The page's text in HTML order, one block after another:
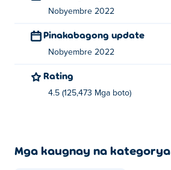
Nobyembre 2022
Pinakabagong update
Nobyembre 2022
Rating
4.5 (125,473 Mga boto)
Mga kaugnay na kategorya